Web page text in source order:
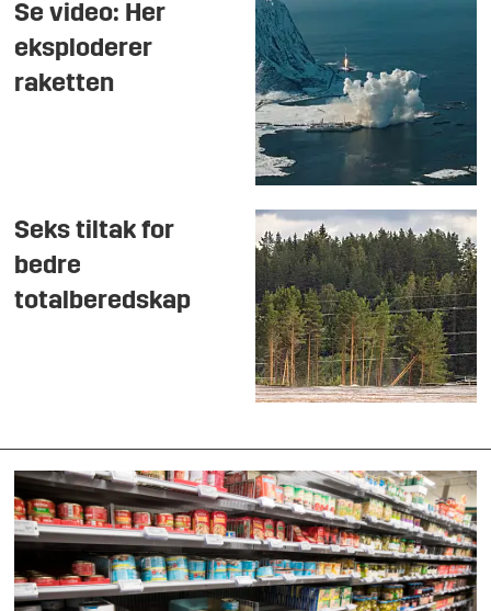
Se video: Her
eksploderer
raketten
Seks tiltak for
bedre
totalberedskap